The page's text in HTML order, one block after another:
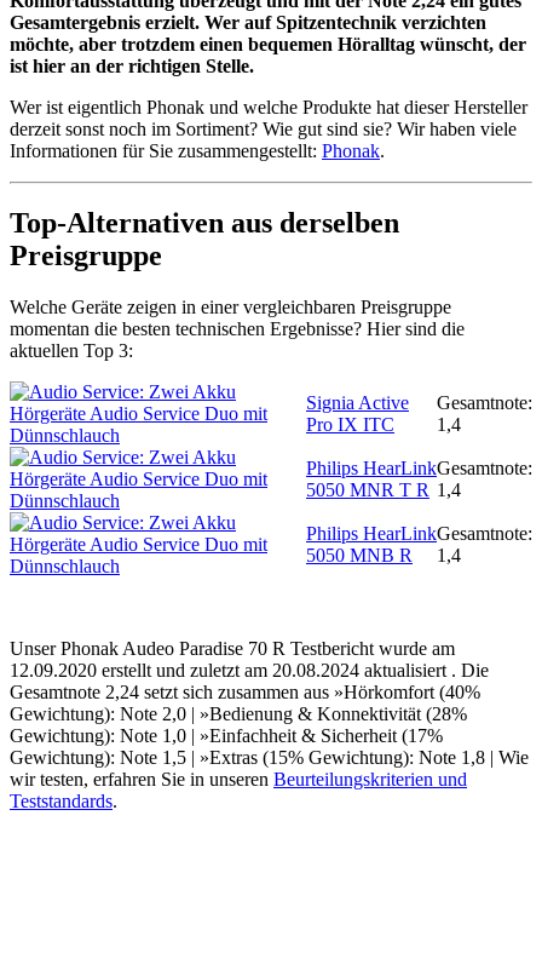
Gesamtergebnis erzielt. Wer auf Spitzentechnik verzichten
möchte, aber trotzdem einen bequemen Höralltag wünscht, der
ist hier an der richtigen Stelle.
Wer ist eigentlich Phonak und welche Produkte hat dieser Hersteller
derzeit sonst noch im Sortiment? Wie gut sind sie? Wir haben viele
Informationen für Sie zusammengestellt: Phonak.
Top-Alternativen aus derselben
Preisgruppe
Welche Geräte zeigen in einer vergleichbaren Preisgruppe
momentan die besten technischen Ergebnisse? Hier sind die
aktuellen Top 3:
Signia Active
Pro IX ITC
Gesamtnote:
1,4
Philips HearLink
5050 MNR T R
Gesamtnote:
1,4
Philips HearLink
5050 MNB R
Gesamtnote:
1,4
Unser Phonak Audeo Paradise 70 R Testbericht wurde am
12.09.2020 erstellt und zuletzt am 20.08.2024 aktualisiert . Die
Gesamtnote 2,24 setzt sich zusammen aus »Hörkomfort (40%
Gewichtung): Note 2,0 | »Bedienung & Konnektivität (28%
Gewichtung): Note 1,0 | »Einfachheit & Sicherheit (17%
Gewichtung): Note 1,5 | »Extras (15% Gewichtung): Note 1,8 | Wie
wir testen, erfahren Sie in unseren Beurteilungskriterien und
Teststandards.